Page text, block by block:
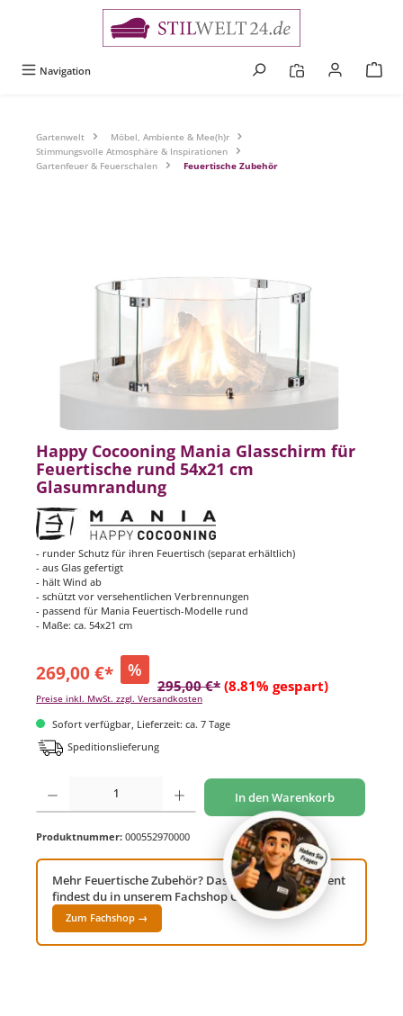
Navigation
Gartenwelt
Möbel, Ambiente & Mee(h)r
Stimmungsvolle Atmosphäre & Inspirationen
Gartenfeuer & Feuerschalen
Feuertische Zubehör
Happy Cocooning Mania Glasschirm für
Feuertische rund 54x21 cm
Glasumrandung
- runder Schutz für ihren Feuertisch (separat erhältlich)
- aus Glas gefertigt
- hält Wind ab
- schützt vor versehentlichen Verbrennungen
- passend für Mania Feuertisch-Modelle rund
- Maße: ca. 54x21 cm
269,00 €* %
295,00 €* (8.81% gespart)
Preise inkl. MwSt. zzgl. Versandkosten
Sofort verfügbar, Lieferzeit: ca. 7 Tage
Speditionslieferung
Produkt Anzahl: Gib den gewünschten Wert ein oder benutze die Schaltflächen um
In den Warenkorb
Produktnummer: 000552970000
Mehr Feuertische Zubehör? Das komplette Sortiment
findest du in unserem Fachshop Gartenwelt24!
Zum Fachshop →